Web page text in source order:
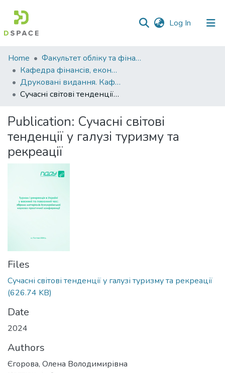
Log In (current)
Communities
&
Collections
All of DSpace
Statistics
Home
Факультет обліку та фінансів
Кафедра фінансів, економічних досліджень і туризму
Друковані видання. Кафедра фінансів, економічних досліджень і туризму
Cучасні світові тенденції у галузі туризму та рекреації
Publication: Cучасні світові
тенденції у галузі туризму та
рекреації
Files
Cучасні світові тенденції у галузі туризму та рекреації
(626.74 KB)
Date
2024
Authors
Єгорова, Олена Володимирівна